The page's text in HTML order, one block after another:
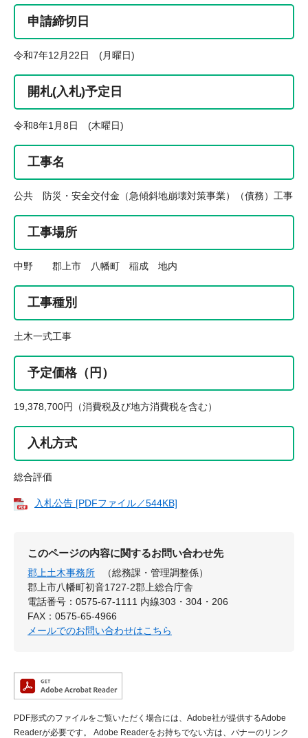
申請締切日
令和7年12月22日 (月曜日)
開札(入札)予定日
令和8年1月8日 (木曜日)
工事名
公共 防災・安全交付金（急傾斜地崩壊対策事業）（債務）工事
工事場所
中野 郡上市 八幡町 稲成 地内
工事種別
土木一式工事
予定価格（円）
19,378,700円（消費税及び地方消費税を含む）
入札方式
総合評価
入札公告 [PDFファイル／544KB]
このページの内容に関するお問い合わせ先
郡上土木事務所
（総務課・管理調整係）
郡上市八幡町初音1727-2郡上総合庁舎
電話番号：0575-67-1111 内線303・304・206
FAX：0575-65-4966
メールでのお問い合わせはこちら
PDF形式のファイルをご覧いただく場合には、Adobe社が提供するAdobe
Readerが必要です。
Adobe Readerをお持ちでない方は、バナーのリンク